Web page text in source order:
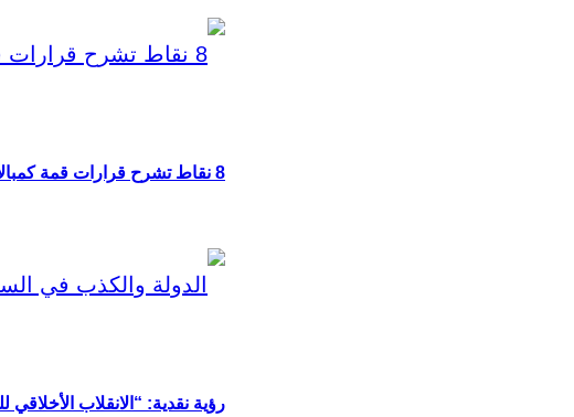
8 نقاط تشرح قرارات قمة كمبالا بشأن “بعثة أوصوم” في الصومال؟
رؤية نقدية: “الانقلاب